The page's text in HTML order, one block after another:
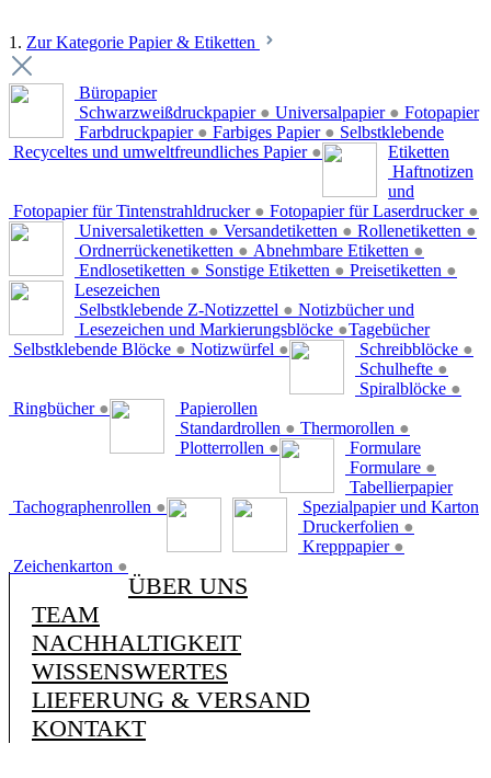
1. Zur Kategorie Papier & Etiketten
Büropapier
Schwarzweißdruckpapier ● Universalpapier ●
Farbdruckpapier ● Farbiges Papier ●
Recyceltes und umweltfreundliches Papier ●
Fotopapier
Fotopapier für Tintenstrahldrucker ● Fotopapier für Laserdrucker ●
Selbstklebende
Etiketten
Universaletiketten ● Versandetiketten ● Rollenetiketten ●
Ordnerrückenetiketten ● Abnehmbare Etiketten ●
Endlosetiketten ● Sonstige Etiketten ● Preisetiketten ●
Haftnotizen
und
Lesezeichen
Selbstklebende Z-Notizzettel ●
Lesezeichen und Markierungsblöcke ●
Selbstklebende Blöcke ● Notizwürfel ●
Notizbücher und
Tagebücher
Schreibblöcke ●
Schulhefte ●
Spiralblöcke ●
Ringbücher ●
Papierollen
Standardrollen ● Thermorollen ●
Plotterrollen ●
Formulare
Formulare ●
Tachographenrollen ●
Tabellierpapier
Spezialpapier und Karton
Druckerfolien ●
Krepppapier ●
Zeichenkarton ●
ÜBER UNS
TEAM
NACHHALTIGKEIT
WISSENSWERTES
LIEFERUNG & VERSAND
KONTAKT